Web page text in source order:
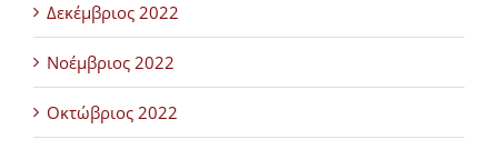
Δεκέμβριος 2022
Νοέμβριος 2022
Οκτώβριος 2022